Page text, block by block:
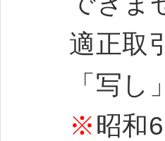
適正取
「写
※昭和